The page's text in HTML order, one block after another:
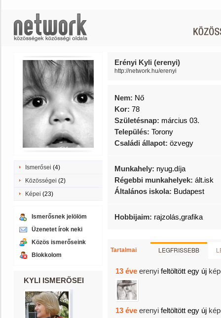
Ismerősei (4)
Közösségei (2)
Képei (23)
Ismerősnek jelölöm
Üzenetet írok neki
Közös ismerőseink
Blokkolom
KYLI ISMERŐSEI
Erényi Kyli (erenyi)
http://network.hu/erenyi
Nem: Nő
Kor: 78
Születésnap: március 03.
Település: Torony
Családi állapot: özvegy
Munkahely: nyug.díja
Régebbi munkahelyek: ált.isk
Általános iskola: Budapest
Hobbijaim: rajzolás,grafika
Tartalmai LEGFRISSEBB
13 éve erenyi feltöltött egy új
13 éve erenyi feltöltött egy új